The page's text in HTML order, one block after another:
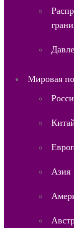
Мировая
Азия